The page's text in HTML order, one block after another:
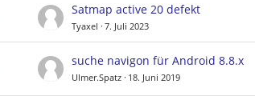
Satmap active 20 defekt
Tyaxel 7. Juli 2023
suche navigon für Android 8.8.x
Ulmer.Spatz 18. Juni 2019